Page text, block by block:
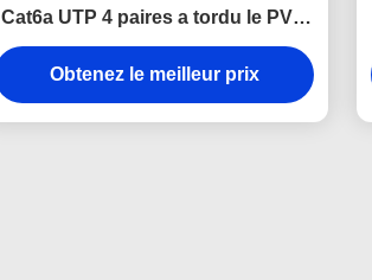
Cat6a UTP 4 paires a tordu le PVC
engainé
Obtenez le meilleur prix